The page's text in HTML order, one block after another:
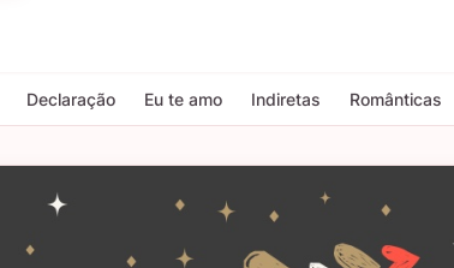
Declaração Eu te amo Indiretas Românticas